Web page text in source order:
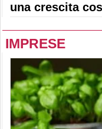
una crescita
IMPRESE